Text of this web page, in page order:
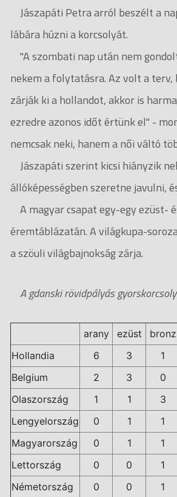
Jászapáti Petra arról beszélt a
lábára húzni a korcsolyát.
"A szombati nap után nem
nekem a folytatásra. Az volt a terv,
zárják ki a hollandot, akkor is
ezredre azonos időt értünk el" -
nemcsak neki, hanem a női váltó
Jászapáti szerint kicsi hiányzik
állóképességben szeretne javulni,
A magyar csapat egy-egy ezüst-
éremtáblázatán. A világkupa-
a szöuli világbajnokság zárja.
A gdanski rövidpályás
arany ezüst
bronz
Hollandia
6 3
1
Belgium
2 3
0
Olaszország
1 1
3
Lengyelország
0 1
1
Magyarország
0 1
1
Lettország
0 0
1
Németország
0 0 1